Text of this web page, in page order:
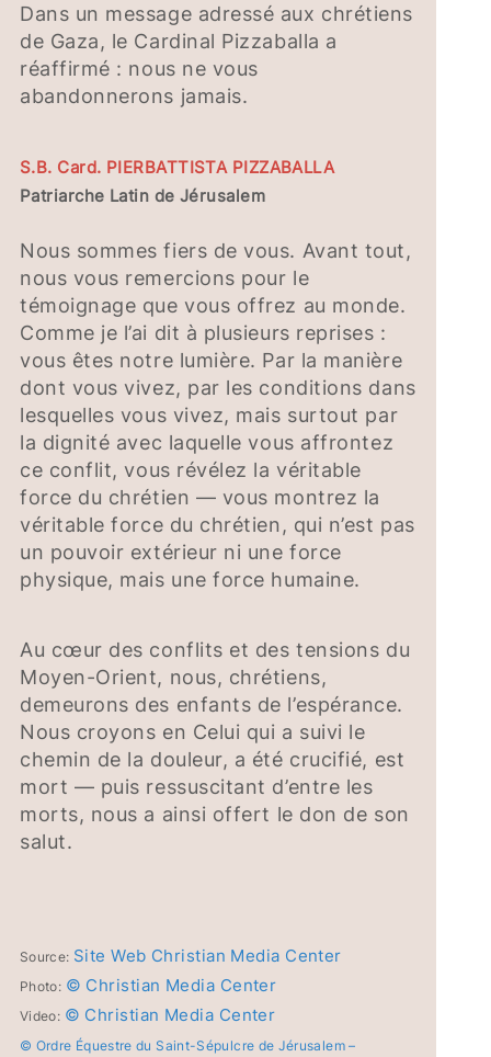
Dans un message adressé aux chrétiens
de Gaza, le Cardinal Pizzaballa a
réaffirmé : nous ne vous
abandonnerons jamais.
S.B. Card. PIERBATTISTA PIZZABALLA
Patriarche Latin de Jérusalem
Nous sommes fiers de vous. Avant tout,
nous vous remercions pour le
témoignage que vous offrez au monde.
Comme je l’ai dit à plusieurs reprises :
vous êtes notre lumière. Par la manière
dont vous vivez, par les conditions dans
lesquelles vous vivez, mais surtout par
la dignité avec laquelle vous affrontez
ce conflit, vous révélez la véritable
force du chrétien — vous montrez la
véritable force du chrétien, qui n’est pas
un pouvoir extérieur ni une force
physique, mais une force humaine.
Au cœur des conflits et des tensions du
Moyen-Orient, nous, chrétiens,
demeurons des enfants de l’espérance.
Nous croyons en Celui qui a suivi le
chemin de la douleur, a été crucifié, est
mort — puis ressuscitant d’entre les
morts, nous a ainsi offert le don de son
salut.
Source: Site Web Christian Media Center
Photo: © Christian Media Center
Video: © Christian Media Center
© Ordre Équestre du Saint-Sépulcre de Jérusalem –